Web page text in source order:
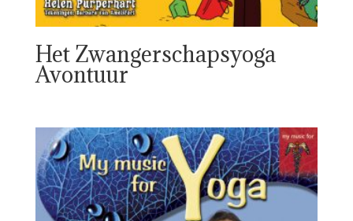
Het Zwangerschapsyoga
Avontuur